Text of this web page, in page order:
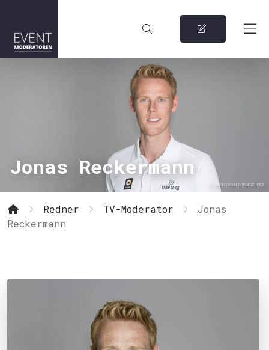
© Camp David Stephan Pick
Jonas Reckermann
Redner TV-Moderator
Jonas
Reckermann